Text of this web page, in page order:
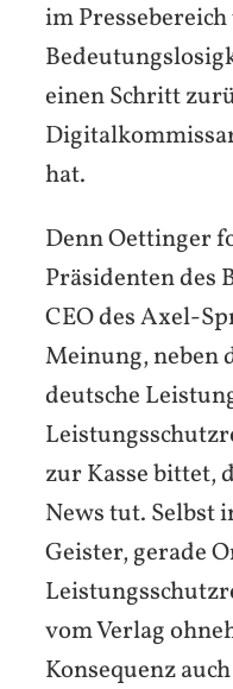
im
einen Schritt
hat.
Denn Oettinger
Präsidenten des
CEO des Axel-
Meinung, neben
deutsche
zur Kasse bittet,
News tut. Selbst
Geister, gerade
vom Verlag
Konsequenz